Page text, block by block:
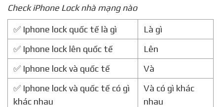
Check iPhone Lock nhà mạng nào
✅ Iphone lock quốc tế là gì
Là gì
✅ Iphone lock lên quốc tế
Lên
✅ Iphone lock và quốc tế
Và
✅ Iphone lock và quốc tế có gì
khác nhau
Và có gì khác
nhau